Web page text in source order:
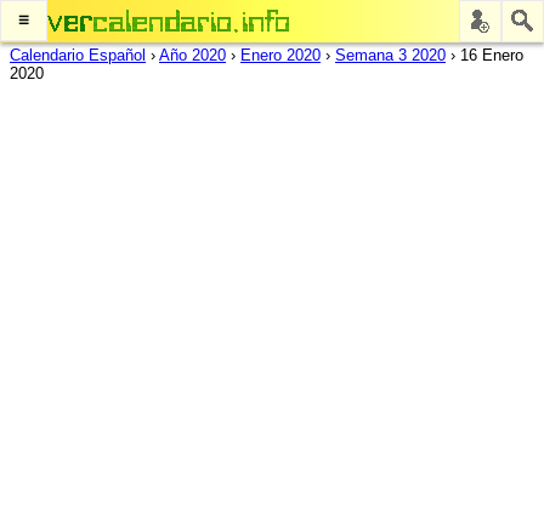
≡
Calendario Español › Año 2020 › Enero 2020 › Semana 3 2020 › 16 Enero
2020